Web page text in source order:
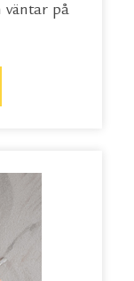
väntar på